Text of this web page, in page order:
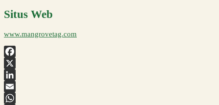
Situs Web
www.mangrovetag.com
Facebook
X
LinkedIn
Email